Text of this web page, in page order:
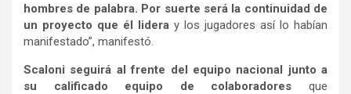
hombres de palabra. Por suerte será la continuidad de
un proyecto que él lidera y los jugadores así lo habían
manifestado”, manifestó.
Scaloni seguirá al frente del equipo nacional junto a
su calificado equipo de colaboradores que